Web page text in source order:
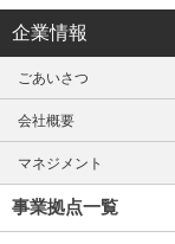
企業情報
ごあいさつ
会社概要
マネジメント
事業拠点一覧